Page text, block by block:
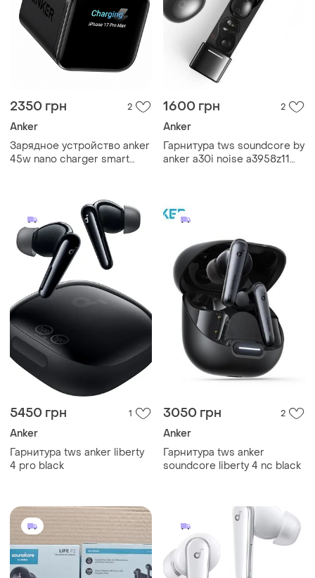
2350 грн 2
Anker
Зарядное устройство anker
45w nano charger smart
1600 грн 2
Anker
Гарнитура tws soundcore by
anker a30i noise a3958z11
5450 грн 1
Anker
Гарнитура tws anker liberty
4 pro black
3050 грн 2
Anker
Гарнитура tws anker
soundcore liberty 4 nc black